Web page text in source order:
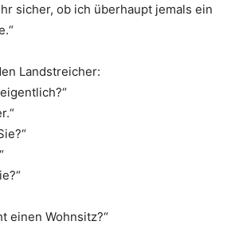
sicher, ob ich überhaupt jemals ein
Landstreicher:
einen Wohnsitz?“